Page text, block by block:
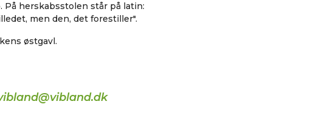
herskabsstolen står på latin:
men den, det forestiller".
østgavl.